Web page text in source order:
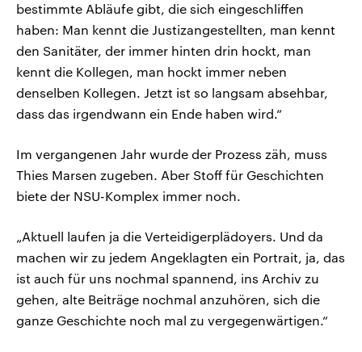
bestimmte Abläufe gibt, die sich eingeschliffen
haben: Man kennt die Justizangestellten, man kennt
den Sanitäter, der immer hinten drin hockt, man
kennt die Kollegen, man hockt immer neben
denselben Kollegen. Jetzt ist so langsam absehbar,
dass das irgendwann ein Ende haben wird.“
Im vergangenen Jahr wurde der Prozess zäh, muss
Thies Marsen zugeben. Aber Stoff für Geschichten
biete der NSU-Komplex immer noch.
„Aktuell laufen ja die Verteidigerplädoyers. Und da
machen wir zu jedem Angeklagten ein Portrait, ja, das
ist auch für uns nochmal spannend, ins Archiv zu
gehen, alte Beiträge nochmal anzuhören, sich die
ganze Geschichte noch mal zu vergegenwärtigen.“